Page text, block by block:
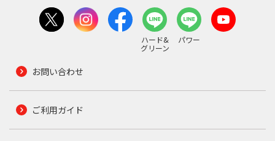
ハード&
グリーン
パワー
お問い合わせ
ご利用ガイド